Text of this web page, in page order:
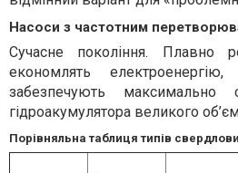
Насоси з частотним
Сучасне покоління. Плавно
економлять
забезпечують максимально
гідроакумулятора великого
Порівняльна таблиця типів